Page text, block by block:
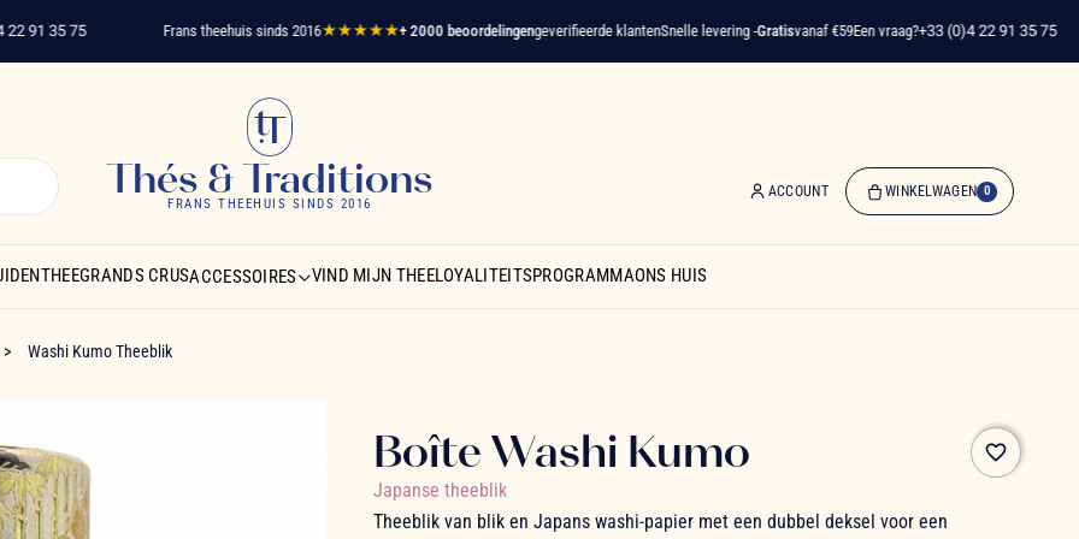
35 75 Frans theehuis sinds 2016★★★★★+ 2000 beoordelingengeverifieerde klantenSnelle levering -Gratisvanaf €59Een vraag?+33 (0)4 22 91 35 75
Thés & Traditions
FRANS THEEHUIS SINDS 2016
ACCOUNT WINKELWAGEN 0
GRANDS CRUSACCESSOIRES VIND MIJN THEELOYALITEITSPROGRAMMAONS HUIS
Washi Kumo Theeblik
favorite_border
Boîte Washi Kumo
Japanse theeblik
Theeblik van blik en Japans washi-papier met een dubbel deksel voor een